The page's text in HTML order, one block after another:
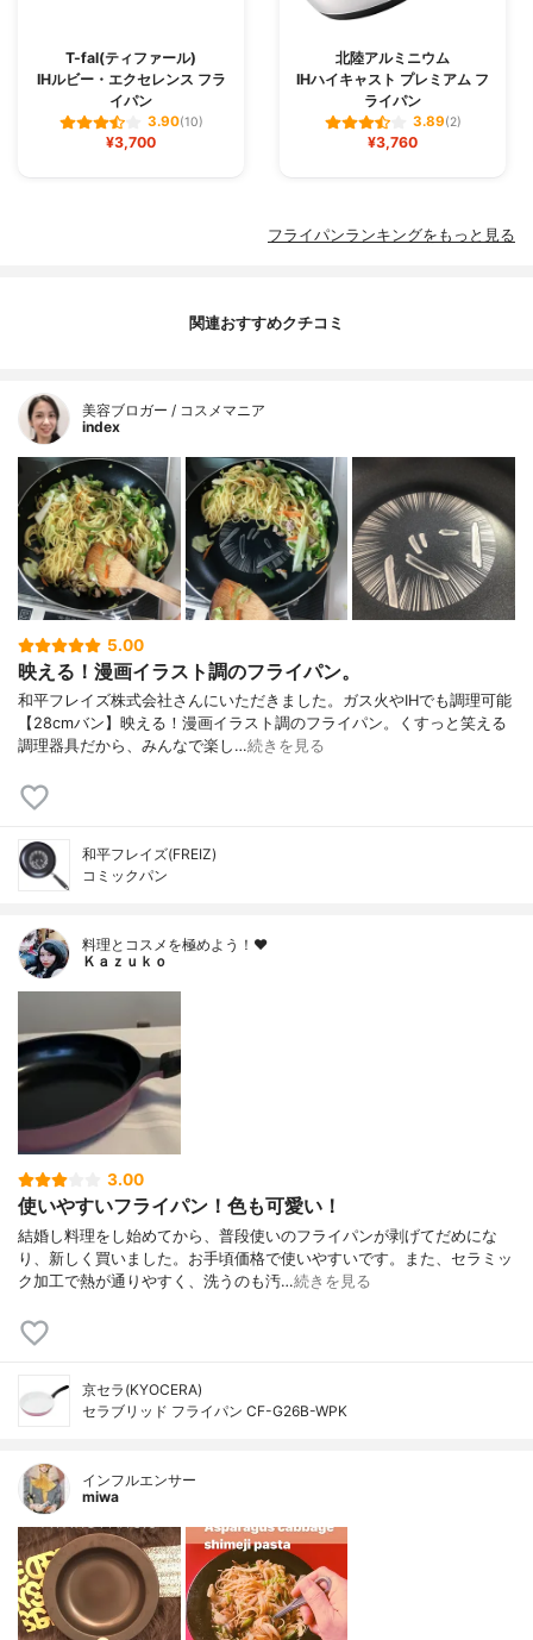
T-fal(ティファール)
IHルビー・エクセレンス フラ
イパン
3.90(10)
¥3,700
北陸アルミニウム
IHハイキャスト プレミアム フ
ライパン
3.89(2)
¥3,760
フライパンランキングをもっと見る
関連おすすめクチコミ
美容ブロガー / コスメマニア
index
5.00
映える！漫画イラスト調のフライパン。
和平フレイズ株式会社さんにいただきました。ガス火やIHでも調理可能
【28cmバン】映える！漫画イラスト調のフライパン。くすっと笑える
調理器具だから、みんなで楽し…続きを見る
和平フレイズ(FREIZ)
コミックパン
料理とコスメを極めよう！♥
Ｋａｚｕｋｏ
3.00
使いやすいフライパン！色も可愛い！
結婚し料理をし始めてから、普段使いのフライパンが剥げてだめにな
り、新しく買いました。お手頃価格で使いやすいです。また、セラミッ
ク加工で熱が通りやすく、洗うのも汚…続きを見る
京セラ(KYOCERA)
セラブリッド フライパン CF-G26B-WPK
インフルエンサー
miwa